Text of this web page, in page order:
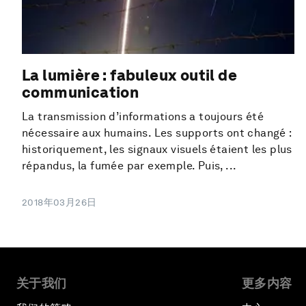
La lumière : fabuleux outil de
communication
La transmission d’informations a toujours été
nécessaire aux humains. Les supports ont changé :
historiquement, les signaux visuels étaient les plus
répandus, la fumée par exemple. Puis, ...
2018年03月26日
关于我们 更多内容